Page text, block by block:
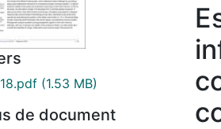
(1.53 MB)
de document